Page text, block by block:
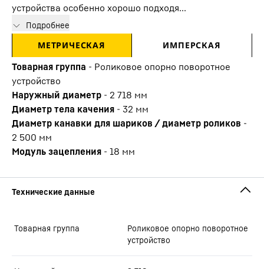
устройства особенно хорошо подходя...
Подробнее
МЕТРИЧЕСКАЯ ИМПЕРСКАЯ
Товарная группа - Роликовое опорно поворотное
устройство
Наружный диаметр - 2 718 мм
Диаметр тела качения - 32 мм
Диаметр канавки для шариков / диаметр роликов -
2 500 мм
Модуль зацепления - 18 мм
Товарная группа
Роликовое опорно поворотное
устройство